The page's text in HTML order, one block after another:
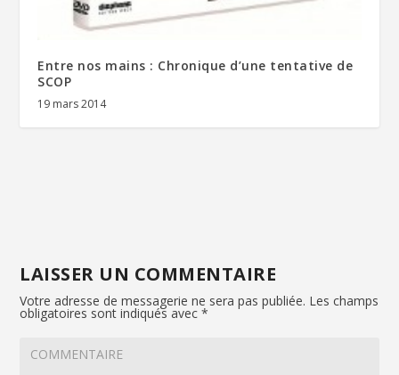
Entre nos mains : Chronique d’une tentative de
SCOP
19 mars 2014
LAISSER UN COMMENTAIRE
Votre adresse de messagerie ne sera pas publiée. Les champs
obligatoires sont indiqués avec*